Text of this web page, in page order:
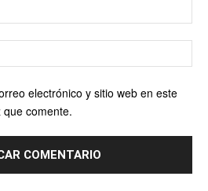
electrónico y sitio web en este
comente.